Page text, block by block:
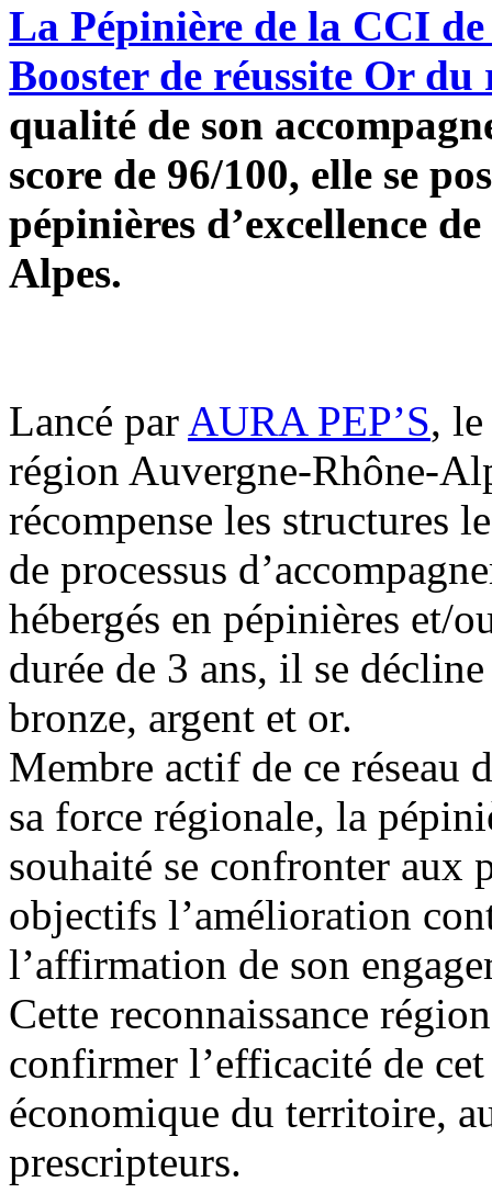
La Pépinière de la CCI
Booster de réussite Or du
qualité de son
score de 96/100, elle se
pépinières d’excellence
Alpes.
Lancé par AURA PEP’S,
région Auvergne-Rhône-
récompense les structures
de processus
hébergés en pépinières et/
durée de 3 ans, il se
bronze, argent et or.
Membre actif de ce réseau
sa force régionale, la
souhaité se confronter aux
objectifs l’amélioration
l’affirmation de son
Cette reconnaissance
confirmer l’efficacité de
économique du territoire,
prescripteurs.